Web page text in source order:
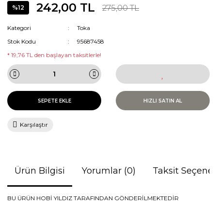
%12 242,00 TL 275,00 TL
Kategori
Toka
Stok Kodu
95687458
* 19,76 TL den başlayan taksitlerle!
SEPETE EKLE HIZLI SATIN AL
Karşılaştır
Ürün Bilgisi Yorumlar (0) Taksit
BU ÜRÜN HOBİ YILDIZ TARAFINDAN GÖNDERİLMEKTEDİR